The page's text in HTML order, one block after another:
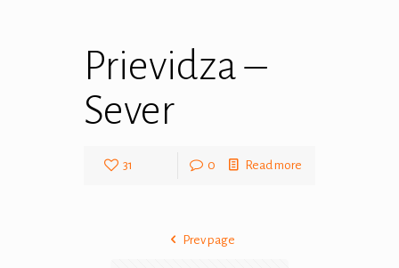
Prievidza –
Sever
31 0 Read more
Prev page